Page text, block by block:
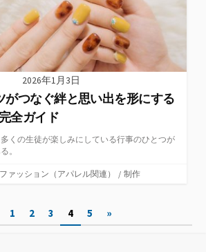
2026年1月3日
がつなぐ絆と思い出を形にする
全ガイド
くの生徒が楽しみにしている行事のひとつが
。
ファッション（アパレル関連） / 制作
1 2 3 4 5 »